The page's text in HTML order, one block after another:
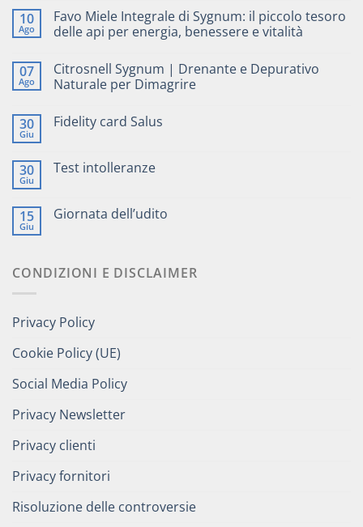
10
Ago
Favo Miele Integrale di Sygnum: il piccolo tesoro
delle api per energia, benessere e vitalità
07
Ago
Citrosnell Sygnum | Drenante e Depurativo
Naturale per Dimagrire
30
Giu
Fidelity card Salus
30
Giu
Test intolleranze
15
Giu
Giornata dell’udito
CONDIZIONI E DISCLAIMER
Privacy Policy
Cookie Policy (UE)
Social Media Policy
Privacy Newsletter
Privacy clienti
Privacy fornitori
Risoluzione delle controversie